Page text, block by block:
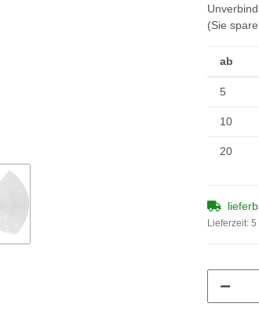
(Sie
ab
5
10
20
Lieferzeit: 5